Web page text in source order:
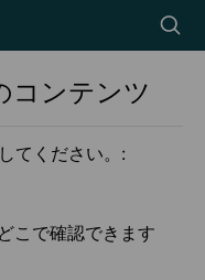
icon
コンテンツ
てください。:
こで確認できます